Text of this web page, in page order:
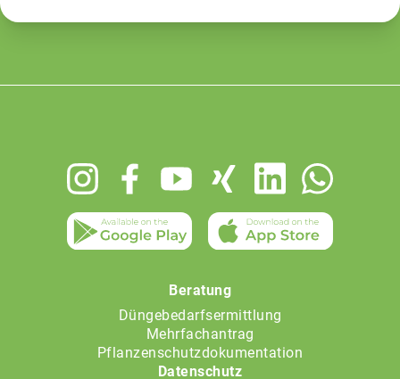
Beratung
Düngebedarfsermittlung
Mehrfachantrag
Pflanzenschutzdokumentation
Datenschutz